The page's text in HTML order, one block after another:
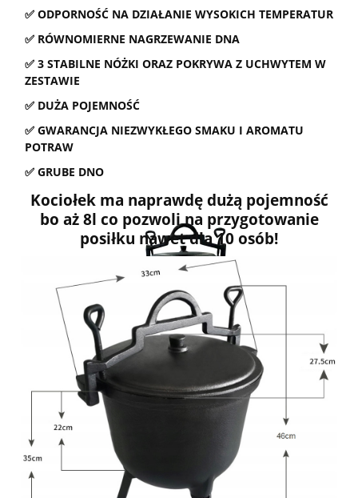
✅ ODPORNOŚĆ NA DZIAŁANIE WYSOKICH TEMPERATUR
✅ RÓWNOMIERNE NAGRZEWANIE DNA
✅ 3 STABILNE NÓŻKI ORAZ POKRYWA Z UCHWYTEM W
ZESTAWIE
✅ DUŻA POJEMNOŚĆ
✅ GWARANCJA NIEZWYKŁEGO SMAKU I AROMATU
POTRAW
✅ GRUBE DNO
ZESTAW ZAWIERA:
Kociołek 8l
Pokrywa z odpowietrznikiem i uchwytem + 2 śruby
Kociołek ma naprawdę dużą pojemność
bo aż 8l co pozwoli na przygotowanie
posiłku nawet dla 10 osób!